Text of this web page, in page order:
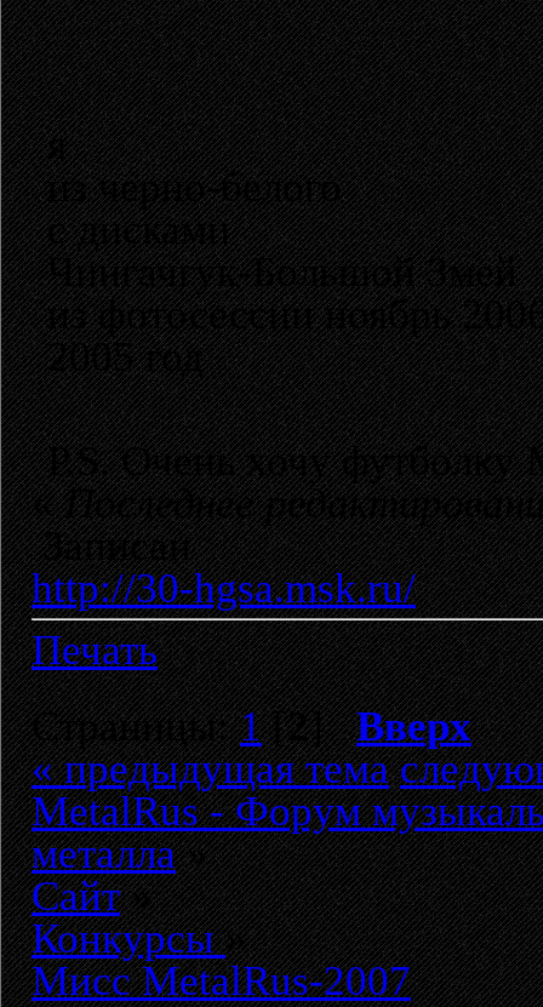
я
из черно-белого
с дисками
Чингачгук-Большой Змей
из фотосессии ноябрь
2005 год
P.S. Очень хочу футболку
«Последнее
Записан
http://30-hgsa.msk.ru/
Печать
Страницы:1[2]Вверх
« предыдущая тема
MetalRus - Форум
металла»
Сайт»
Конкурсы»
Мисс MetalRus-2007